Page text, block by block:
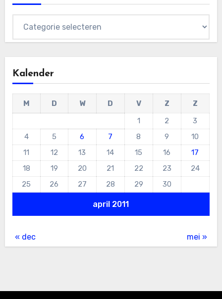
Kalender
april 2011
M D W D V Z
Z
1
2
3
4
5 6 7 8 9
10
11
12 13 14 15 16
17
18
19 20 21 22 23
24
25
26 27 28 29 30
« dec mei »